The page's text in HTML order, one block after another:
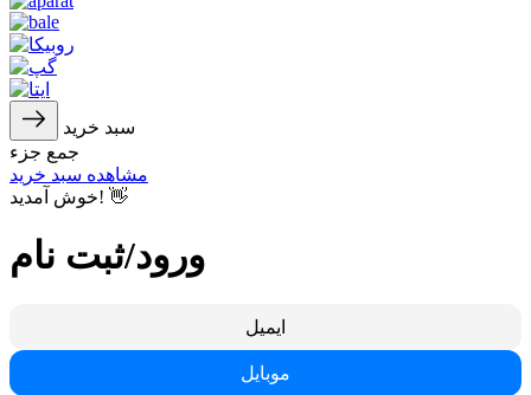
سبد خرید
جمع جزء
مشاهده سبد خرید
خوش آمدید! 👋
ورود/ثبت نام
ایمیل
موبایل